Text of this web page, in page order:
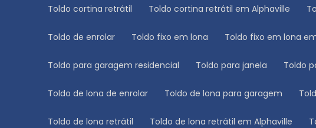
Toldo cortina retrátil Toldo cortina retrátil em Alphaville
Toldo de enrolar Toldo fixo em lona Toldo fixo em lona
Toldo para garagem residencial Toldo para janela Toldo
Toldo de lona de enrolar Toldo de lona para garagem
Toldo de lona retrátil Toldo de lona retrátil em Alphaville